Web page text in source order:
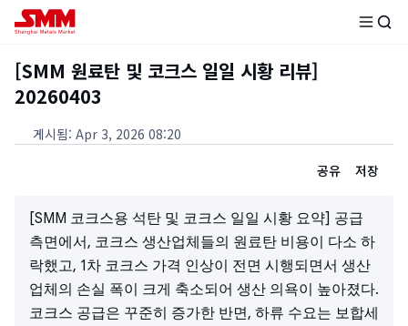
[SMM 원료탄 및 코크스 일일 시황 리뷰]
20260403
게시됨: Apr 3, 2026 08:20
공유
저장
[SMM 코크스용 석탄 및 코크스 일일 시황 요약] 공급
측면에서, 코크스 생산업체들의 원료탄 비용이 다소 하
락했고, 1차 코크스 가격 인상이 전면 시행되면서 생산
업체의 손실 폭이 크게 축소되어 생산 의욕이 높아졌다.
코크스 공급은 꾸준히 증가한 반면, 하류 수요는 보합세